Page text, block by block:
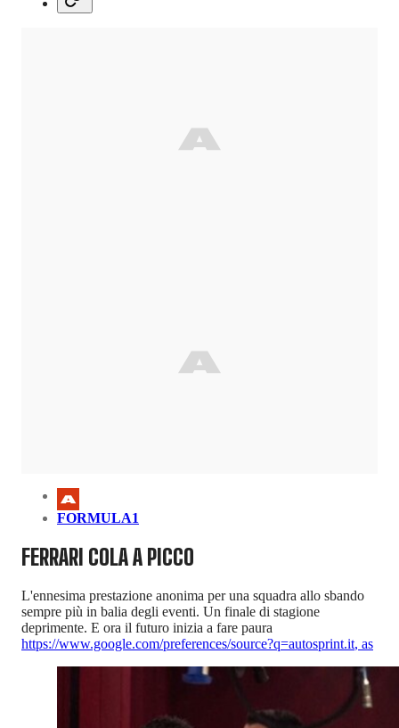
FORMULA1
FERRARI COLA A PICCO
L'ennesima prestazione anonima per una squadra allo sbando
sempre più in balia degli eventi. Un finale di stagione
deprimente. E ora il futuro inizia a fare paura
https://www.google.com/preferences/source?q=autosprint.it, as